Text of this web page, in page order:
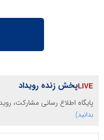
پخش زنده رویداد
پایگاه اطلاع رسانی مشارکت،
بدانید)